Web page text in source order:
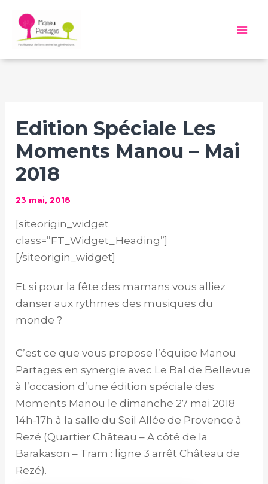
contenu
Edition Spéciale Les
Moments Manou – Mai
2018
23 mai, 2018
[siteorigin_widget
class=”FT_Widget_Heading”]
[/siteorigin_widget]
Et si pour la fête des mamans vous alliez
danser aux rythmes des musiques du
monde ?
C’est ce que vous propose l’équipe Manou
Partages en synergie avec Le Bal de Bellevue
à l’occasion d’une édition spéciale des
Moments Manou le dimanche 27 mai 2018
14h-17h à la salle du Seil Allée de Provence à
Rezé (Quartier Château – A côté de la
Barakason – Tram : ligne 3 arrêt Château de
Rezé).